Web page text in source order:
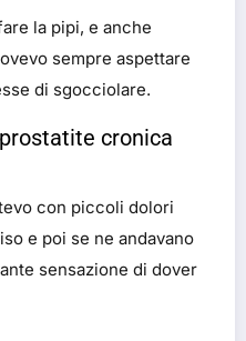
la pipi, e anche
sempre aspettare
di sgocciolare.
cronica
con piccoli dolori
e poi se ne andavano
sensazione di dover